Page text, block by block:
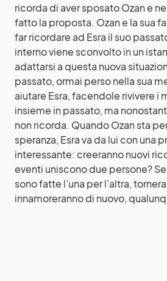
ricorda di aver sposato Ozan e
fatto la proposta. Ozan e la sua
far ricordare ad Esra il suo
interno viene sconvolto in un
adattarsi a questa nuova
passato, ormai perso nella sua
aiutare Esra, facendole rivivere i
insieme in passato, ma
non ricorda. Quando Ozan sta
speranza, Esra va da lui con una
interessante: creeranno nuovi
eventi uniscono due persone?
sono fatte l’una per l’altra,
innamoreranno di nuovo,